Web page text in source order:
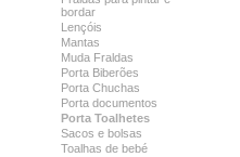
bordar
Lençóis
Mantas
Muda Fraldas
Porta Biberões
Porta Chuchas
Porta documentos
Porta Toalhetes
Sacos e bolsas
Toalhas de bebé